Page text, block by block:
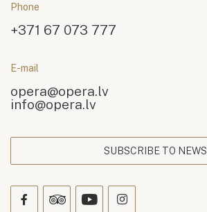
Phone
+371 67 073 777
E-mail
opera@opera.lv
info@opera.lv
SUBSCRIBE TO NEWS